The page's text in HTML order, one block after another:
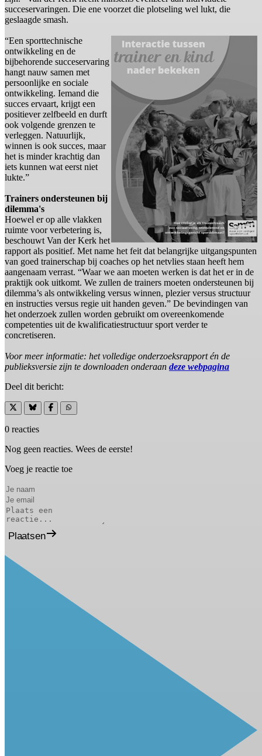
succeservaringen. Die ene voorzet die plotseling wel lukt, die
geslaagde smash.
“Een sporttechnische
ontwikkeling en de
bijbehorende succeservaring
hangt nauw samen met
persoonlijke en sociale
ontwikkeling. Iemand die
succes ervaart, krijgt een
positiever zelfbeeld en durft
ook volgende grenzen te
verleggen. Natuurlijk,
winnen is ook succes, maar
het is minder krachtig dan
iets kunnen wat eerst niet
lukte.”
Trainers ondersteunen bij
dilemma's
Hoewel er op alle vlakken
ruimte voor verbetering is,
beschouwt Van der Kerk het
rapport als positief. Met name het feit dat belangrijke uitgangspunten
van goed trainerschap bij coaches op het netvlies staan heeft hem
aangenaam verrast. “Waar we aan moeten werken is dat het er in de
praktijk ook uitkomt. We zullen de trainers moeten ondersteunen bij
dilemma’s als ontwikkeling versus winnen, plezier versus structuur
en instructies versus regie uit handen geven.” De bevindingen van
het onderzoek zullen worden gebruikt om overeenkomende
competenties uit de kwalificatiestructuur sport verder te
concretiseren.
Voor meer informatie: het volledige onderzoeksrapport én de
publieksversie zijn te downloaden onderaan deze webpagina
Deel dit bericht:
0 reacties
Nog geen reacties. Wees de eerste!
Voeg je reactie toe
Plaatsen